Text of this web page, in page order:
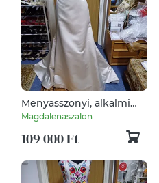
Menyasszonyi, alkalmi
ruha, uszályos.
Magdalenaszalon
109 000 Ft